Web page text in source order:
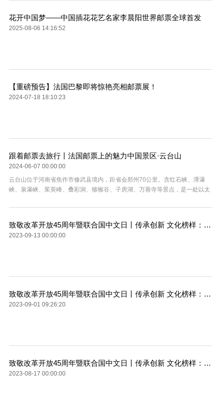
花开中国梦——中国插花花艺名家李晨阳世界邮票全球首发
2025-08-06 14:16:52
【重磅预告】法国巴黎即将惊艳亮相邮票展！
2024-07-18 18:10:23
跟着邮票去旅行丨法国邮票上的魅力中国景区·云台山
2024-06-07 00:00:00
云台山位于河南省焦作市修武县境内，距省会郑州70公里。含红石峡、潭瀑
峡、泉瀑峡、茱萸峰、叠彩洞、猕猴谷、子房湖、万善寺等景点，是一处以太
集科学价值和美学价值于一身的科普生态旅游精品景区。
致敬改革开放45周年暨联合国中文日丨传承创新 文化榜样：黄炽华
2023-09-13 00:00:00
致敬改革开放45周年暨联合国中文日丨传承创新 文化榜样：王红伟
2023-09-01 09:26:20
致敬改革开放45周年暨联合国中文日丨传承创新 文化榜样：李守英
2023-08-17 00:00:00